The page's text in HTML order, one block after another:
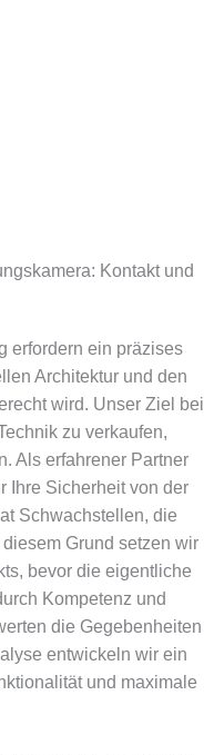
Kontakt und
erfordern ein präzises
Architektur und den
wird. Unser Ziel bei
zu verkaufen,
Als erfahrener Partner
Ihre Sicherheit von der
Schwachstellen, die
Grund setzen wir
bevor die eigentliche
Kompetenz und
die Gegebenheiten
entwickeln wir ein
und maximale